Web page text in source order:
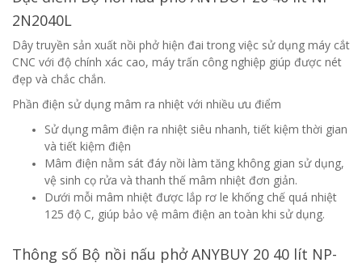
2N2040L
Dây truyền sản xuất nồi phở hiện đai trong việc sử dụng máy cắt
CNC với độ chính xác cao, máy trấn công nghiệp giúp được nét
đẹp và chắc chắn.
Phần điện sử dụng mâm ra nhiệt với nhiều ưu điểm
Sử dụng mâm điện ra nhiệt siêu nhanh, tiết kiệm thời gian
và tiết kiệm điện
Mâm điện nằm sát đáy nồi làm tăng không gian sử dụng,
vệ sinh cọ rửa và thanh thế mâm nhiệt đơn giản.
Dưới mỗi mâm nhiệt được lắp rơ le khống chế quá nhiệt
125 độ C, giúp bảo vệ mâm điện an toàn khi sử dụng.
Thông số Bộ nồi nấu phở ANYBUY 20 40 lít NP-